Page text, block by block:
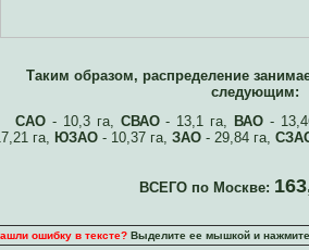
Таким образом, распределение
следующим:
САО - 10,3 га, СВАО- 13,1 га, ВАО -
га, ЮЗАО - 10,37 га, ЗАО - 29,84 га,
ВСЕГО по Москве:
ошибку в тексте?Выделите ее мышкой и нажмите